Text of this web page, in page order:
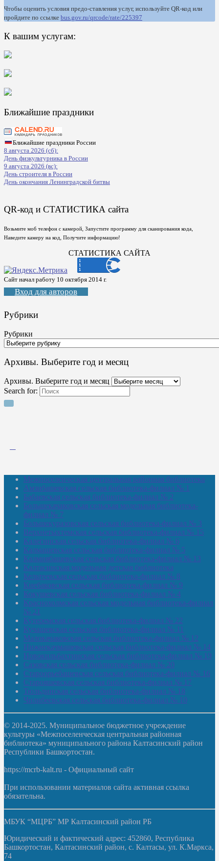
Чтобы оценить условия предо-ставления услуг, используйте QR-код или
пройдите по ссылке bus.gov.ru/qrcode/rate/225397
К вашим услугам:
Ближайшие праздники
Ближайшие праздники России
8 августа 2026 (сб):
День физкультурника в России
9 августа 2026 (вс):
День строителя в России
День окончания Ленинградской битвы
QR-код и СТАТИСТИКА сайта
Возьмите моб телефон с камерой, Запустите программу для сканирования кода,
Наведите камеру на код, Получите информацию!
СТАТИСТИКА САЙТА
Сайт начал работу 10 октября 2014 г.
Вход для авторов
Рубрики
Рубрики
Архивы. Выберите год и месяц
Архивы. Выберите год и месяц
Search for:
Межпоселенческая центральная районная библиотека
Амзибашевская сельская библиотека-филиал № 1
Бабаевская сельская библиотека-филиал № 2
Большекачаковская сельская модельная библиотека-
филиал № 7
Большекуразовская сельская библиотека-филиал № 3
Верхнетыхтемская сельская библиотека-филиал № 15
Калегинская сельская библиотека-филиал № 6
Калмашевская сельская библиотека-филиал № 5
Калмиябашевская сельская библиотека-филиал № 13
Калтасинская модельная детская библиотека
Кельтеевская сельская библиотека-филиал № 8
Киебаковская сельская библиотека-филиал № 9
Кокушевская сельская библиотека-филиал № 4
Краснохолмская сельская модельная библиотека-филиал
№ 21
Кутеремская сельская библиотека-филиал № 22
Кучашевская сельская библиотека-филиал № 11
Малокачаковская сельская библиотека-филиал № 12
Нижнекачмашевская сельская библиотека-филиал № 14
Новокильбахтинская сельская библиотека-филиал № 19
Сазовская сельская библиотека-филиал № 20
Староорьебашевская сельская библиотека-филиал № 16
Старояшевская сельская библиотека-филиал № 17
Тюльдинская сельская библиотека-филиал № 18
Чилибеевская сельская библиотека-филиал № 10
© 2014-2025. Муниципальное бюджетное учреждение
культуры «Межпоселенческая центральная районная
библиотека» муниципального района Калтасинский район
Республики Башкортостан.
https://mcrb-kalt.ru - Официальный сайт
При использовании материалов сайта активная ссылка
обязательна.
МБУК “МЦРБ” МР Калтасинский район РБ
Юридический и фактический адрес: 452860, Республика
Башкортостан, Калтасинский район, с. Калтасы, ул. К.Маркса,
74